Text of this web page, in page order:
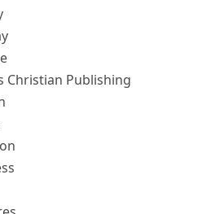
Christian Publishing